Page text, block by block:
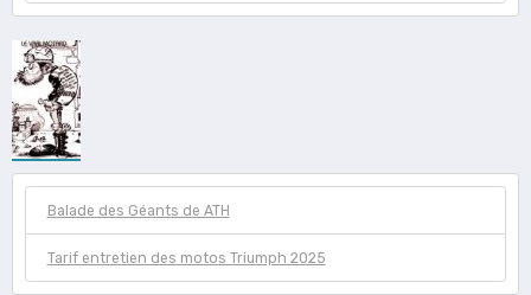
Balade des Géants de ATH
Tarif entretien des motos Triumph 2025